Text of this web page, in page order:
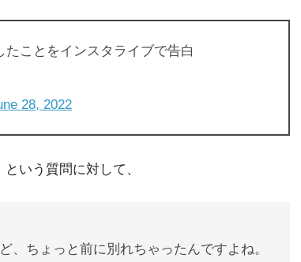
たことをインスタライブで告白
28, 2022
いう質問に対して、
、ちょっと前に別れちゃったんですよね。